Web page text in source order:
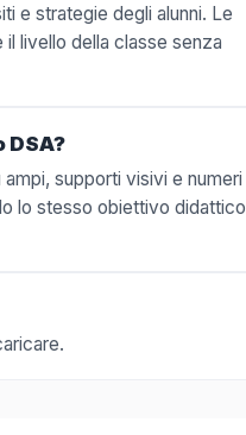
e strategie degli alunni. Le
livello della classe senza
DSA?
supporti visivi e numeri
lo stesso obiettivo didattico